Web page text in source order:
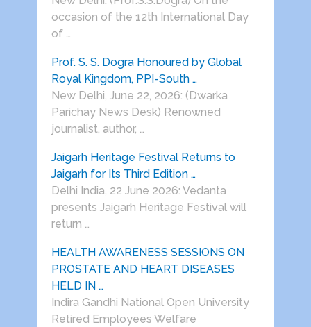
occasion of the 12th International Day
of …
Prof. S. S. Dogra Honoured by Global
Royal Kingdom, PPI-South …
New Delhi, June 22, 2026: (Dwarka
Parichay News Desk) Renowned
journalist, author, …
Jaigarh Heritage Festival Returns to
Jaigarh for Its Third Edition …
Delhi India, 22 June 2026: Vedanta
presents Jaigarh Heritage Festival will
return …
HEALTH AWARENESS SESSIONS ON
PROSTATE AND HEART DISEASES
HELD IN …
Indira Gandhi National Open University
Retired Employees Welfare